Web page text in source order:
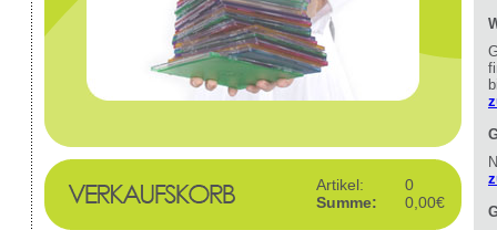
Artikel:
0
Summe:
0,00€